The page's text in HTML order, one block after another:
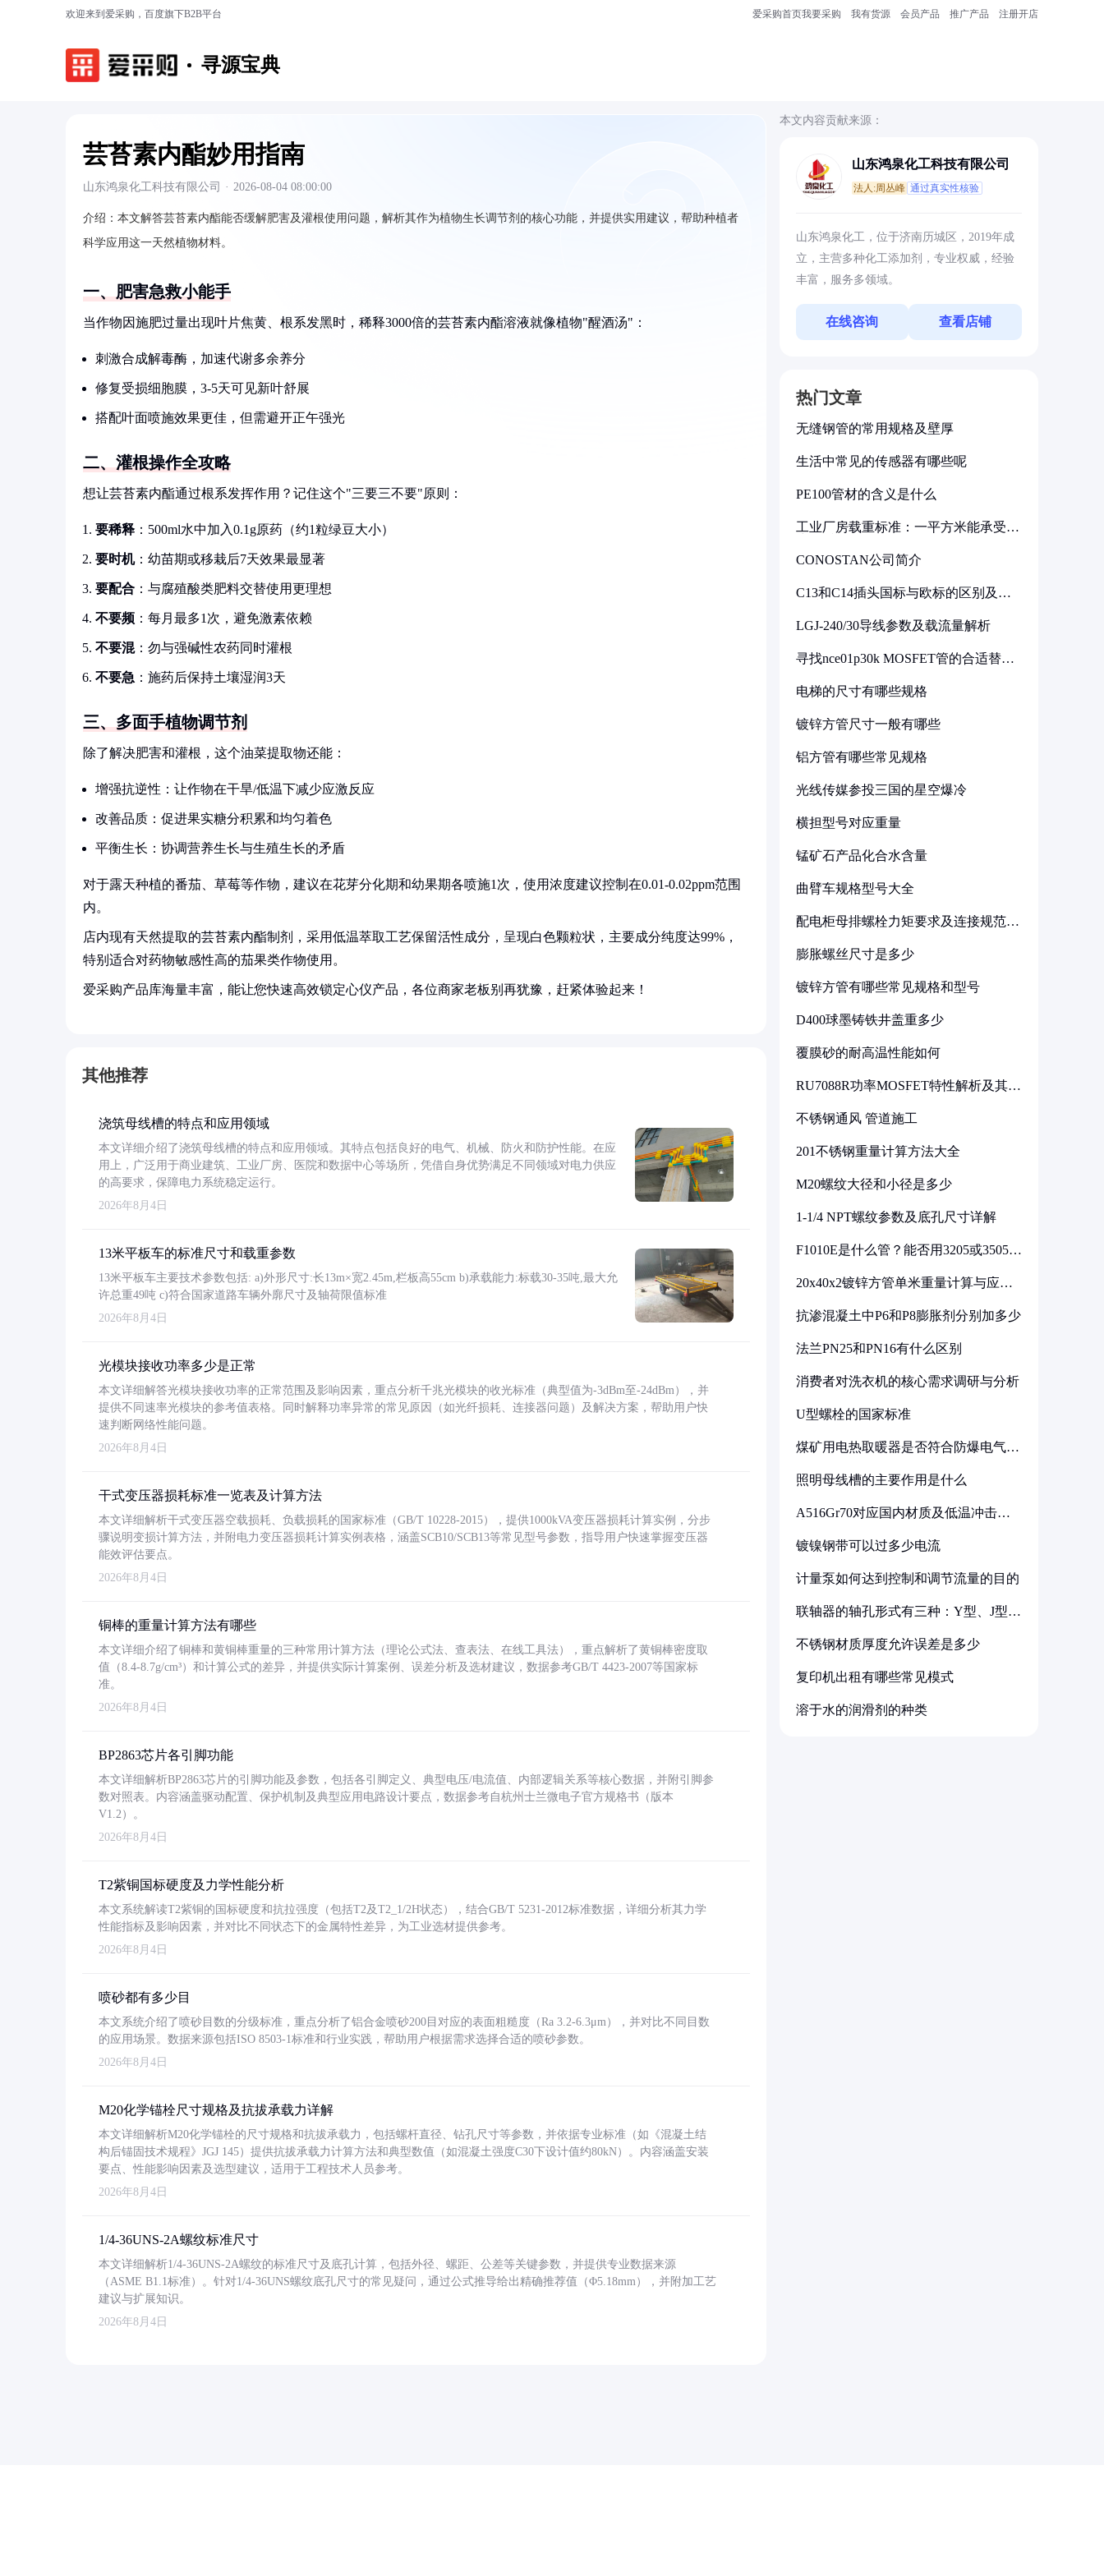
欢迎来到爱采购，百度旗下B2B平台 爱采购首页我要采购 我有货源 会员产品 推广产品 注册开店
寻源宝典
芸苔素内酯妙用指南
山东鸿泉化工科技有限公司 · 2026-08-04 08:00:00
介绍： 本文解答芸苔素内酯能否缓解肥害及灌根使用问题，解析其作为植物生长调节剂的核心功能，并提供实用建议，帮助种植者
科学应用这一天然植物材料。
一、肥害急救小能手
当作物因施肥过量出现叶片焦黄、根系发黑时，稀释3000倍的芸苔素内酯溶液就像植物"醒酒汤"：
刺激合成解毒酶，加速代谢多余养分
修复受损细胞膜，3-5天可见新叶舒展
搭配叶面喷施效果更佳，但需避开正午强光
二、灌根操作全攻略
想让芸苔素内酯通过根系发挥作用？记住这个"三要三不要"原则：
要稀释 ：500ml水中加入0.1g原药（约1粒绿豆大小）
要时机：幼苗期或移栽后7天效果最显著
要配合 ：与腐殖酸类肥料交替使用更理想
不要频 ：每月最多1次，避免激素依赖
不要混：勿与强碱性农药同时灌根
不要急 ：施药后保持土壤湿润3天
三、多面手植物调节剂
除了解决肥害和灌根，这个油菜提取物还能：
增强抗逆性：让作物在干旱/低温下减少应激反应
改善品质：促进果实糖分积累和均匀着色
平衡生长：协调营养生长与生殖生长的矛盾
对于露天种植的番茄、草莓等作物，建议在花芽分化期和幼果期各喷施1次，使用浓度建议控制在0.01-0.02ppm范围
内。
店内现有天然提取的芸苔素内酯制剂，采用低温萃取工艺保留活性成分，呈现白色颗粒状，主要成分纯度达99%，
特别适合对药物敏感性高的茄果类作物使用。
爱采购产品库海量丰富，能让您快速高效锁定心仪产品，各位商家老板别再犹豫，赶紧体验起来！
其他推荐
浇筑母线槽的特点和应用领域
本文详细介绍了浇筑母线槽的特点和应用领域。其特点包括良好的电气、机械、防火和防护性能。在应
用上，广泛用于商业建筑、工业厂房、医院和数据中心等场所，凭借自身优势满足不同领域对电力供应
的高要求，保障电力系统稳定运行。
2026年8月4日
13米平板车的标准尺寸和载重参数
13米平板车主要技术参数包括: a)外形尺寸:长13m×宽2.45m,栏板高55cm b)承载能力:标载30-35吨,最大允
许总重49吨 c)符合国家道路车辆外廓尺寸及轴荷限值标准
2026年8月4日
光模块接收功率多少是正常
本文详细解答光模块接收功率的正常范围及影响因素，重点分析千兆光模块的收光标准（典型值为-3dBm至-24dBm），并
提供不同速率光模块的参考值表格。同时解释功率异常的常见原因（如光纤损耗、连接器问题）及解决方案，帮助用户快
速判断网络性能问题。
2026年8月4日
干式变压器损耗标准一览表及计算方法
本文详细解析干式变压器空载损耗、负载损耗的国家标准（GB/T 10228-2015），提供1000kVA变压器损耗计算实例，分步
骤说明变损计算方法，并附电力变压器损耗计算实例表格，涵盖SCB10/SCB13等常见型号参数，指导用户快速掌握变压器
能效评估要点。
2026年8月4日
铜棒的重量计算方法有哪些
本文详细介绍了铜棒和黄铜棒重量的三种常用计算方法（理论公式法、查表法、在线工具法），重点解析了黄铜棒密度取
值（8.4-8.7g/cm³）和计算公式的差异，并提供实际计算案例、误差分析及选材建议，数据参考GB/T 4423-2007等国家标
准。
2026年8月4日
BP2863芯片各引脚功能
本文详细解析BP2863芯片的引脚功能及参数，包括各引脚定义、典型电压/电流值、内部逻辑关系等核心数据，并附引脚参
数对照表。内容涵盖驱动配置、保护机制及典型应用电路设计要点，数据参考自杭州士兰微电子官方规格书（版本
V1.2）。
2026年8月4日
T2紫铜国标硬度及力学性能分析
本文系统解读T2紫铜的国标硬度和抗拉强度（包括T2及T2_1/2H状态），结合GB/T 5231-2012标准数据，详细分析其力学
性能指标及影响因素，并对比不同状态下的金属特性差异，为工业选材提供参考。
2026年8月4日
喷砂都有多少目
本文系统介绍了喷砂目数的分级标准，重点分析了铝合金喷砂200目对应的表面粗糙度（Ra 3.2-6.3μm），并对比不同目数
的应用场景。数据来源包括ISO 8503-1标准和行业实践，帮助用户根据需求选择合适的喷砂参数。
2026年8月4日
M20化学锚栓尺寸规格及抗拔承载力详解
本文详细解析M20化学锚栓的尺寸规格和抗拔承载力，包括螺杆直径、钻孔尺寸等参数，并依据专业标准（如《混凝土结
构后锚固技术规程》JGJ 145）提供抗拔承载力计算方法和典型数值（如混凝土强度C30下设计值约80kN）。内容涵盖安装
要点、性能影响因素及选型建议，适用于工程技术人员参考。
2026年8月4日
1/4-36UNS-2A螺纹标准尺寸
本文详细解析1/4-36UNS-2A螺纹的标准尺寸及底孔计算，包括外径、螺距、公差等关键参数，并提供专业数据来源
（ASME B1.1标准）。针对1/4-36UNS螺纹底孔尺寸的常见疑问，通过公式推导给出精确推荐值（Φ5.18mm），并附加工艺
建议与扩展知识。
2026年8月4日
本文内容贡献来源：
山东鸿泉化工科技有限公司
法人:周丛峰 通过真实性核验
山东鸿泉化工，位于济南历城区，2019年成
立，主营多种化工添加剂，专业权威，经验
丰富，服务多领域。
在线咨询 查看店铺
热门文章
无缝钢管的常用规格及壁厚
生活中常见的传感器有哪些呢
PE100管材的含义是什么
工业厂房载重标准：一平方米能承受多
CONOSTAN公司简介
C13和C14插头国标与欧标的区别及其
LGJ-240/30导线参数及载流量解析
寻找nce01p30k MOSFET管的合适替代
电梯的尺寸有哪些规格
镀锌方管尺寸一般有哪些
铝方管有哪些常见规格
光线传媒参投三国的星空爆冷
横担型号对应重量
锰矿石产品化合水含量
曲臂车规格型号大全
配电柜母排螺栓力矩要求及连接规范详
膨胀螺丝尺寸是多少
镀锌方管有哪些常见规格和型号
D400球墨铸铁井盖重多少
覆膜砂的耐高温性能如何
RU7088R功率MOSFET特性解析及其在
不锈钢通风 管道施工
201不锈钢重量计算方法大全
M20螺纹大径和小径是多少
1-1/4 NPT螺纹参数及底孔尺寸详解
F1010E是什么管？能否用3205或3505代
20x40x2镀锌方管单米重量计算与应用
抗渗混凝土中P6和P8膨胀剂分别加多少
法兰PN25和PN16有什么区别
消费者对洗衣机的核心需求调研与分析
U型螺栓的国家标准
煤矿用电热取暖器是否符合防爆电气设
照明母线槽的主要作用是什么
A516Gr70对应国内材质及低温冲击要
镀镍钢带可以过多少电流
计量泵如何达到控制和调节流量的目的
联轴器的轴孔形式有三种：Y型、J型、
不锈钢材质厚度允许误差是多少
复印机出租有哪些常见模式
溶于水的润滑剂的种类